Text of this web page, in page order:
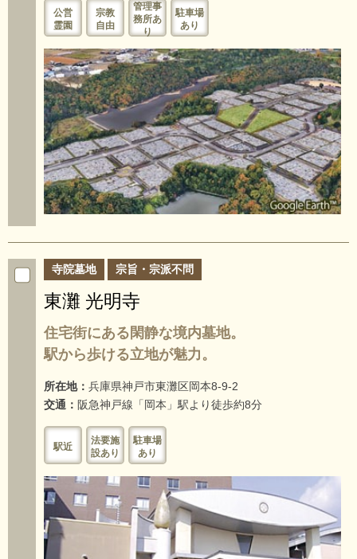
公営
霊園
宗教
自由
管理事
務所あ
り
駐車場
あり
寺院墓地 宗旨・宗派不問
東灘 光明寺
住宅街にある閑静な境内墓地。
駅から歩ける立地が魅力。
所在地： 兵庫県神戸市東灘区岡本8-9-2
交通： 阪急神戸線「岡本」駅より徒歩約8分
駅近
法要施
設あり
駐車場
あり